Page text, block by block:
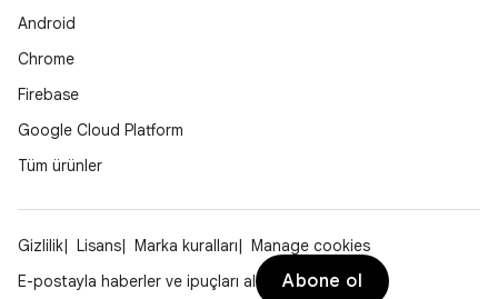
Android
Chrome
Firebase
Google Cloud Platform
Tüm ürünler
Gizlilik Lisans Marka kuralları
Manage cookies
E-postayla haberler ve ipuçları al
Abone ol